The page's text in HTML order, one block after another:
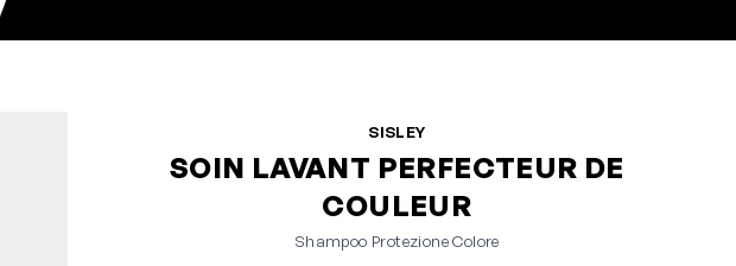
SISLEY
SOIN LAVANT PERFECTEUR DE
COULEUR
Shampoo Protezione Colore